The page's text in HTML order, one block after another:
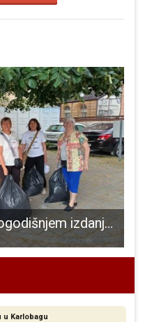
33 grada sudjeluju u ovogodišnjem izdanju projekta Od izvora do mora – među njima i Gospić i Otočac
Karlobagu